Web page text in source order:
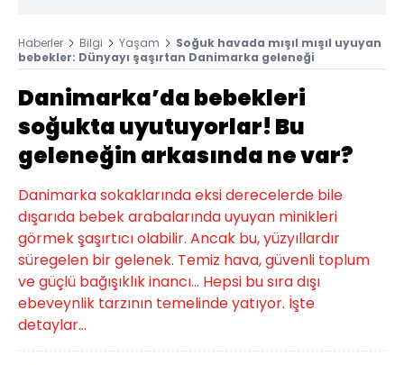
Haberler Bilgi Yaşam
Soğuk havada mışıl mışıl uyuyan
bebekler: Dünyayı şaşırtan Danimarka geleneği
Danimarka’da bebekleri
soğukta uyutuyorlar! Bu
geleneğin arkasında ne var?
Danimarka sokaklarında eksi derecelerde bile
dışarıda bebek arabalarında uyuyan minikleri
görmek şaşırtıcı olabilir. Ancak bu, yüzyıllardır
süregelen bir gelenek. Temiz hava, güvenli toplum
ve güçlü bağışıklık inancı... Hepsi bu sıra dışı
ebeveynlik tarzının temelinde yatıyor. İşte
detaylar...